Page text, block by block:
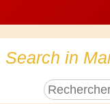
Search in